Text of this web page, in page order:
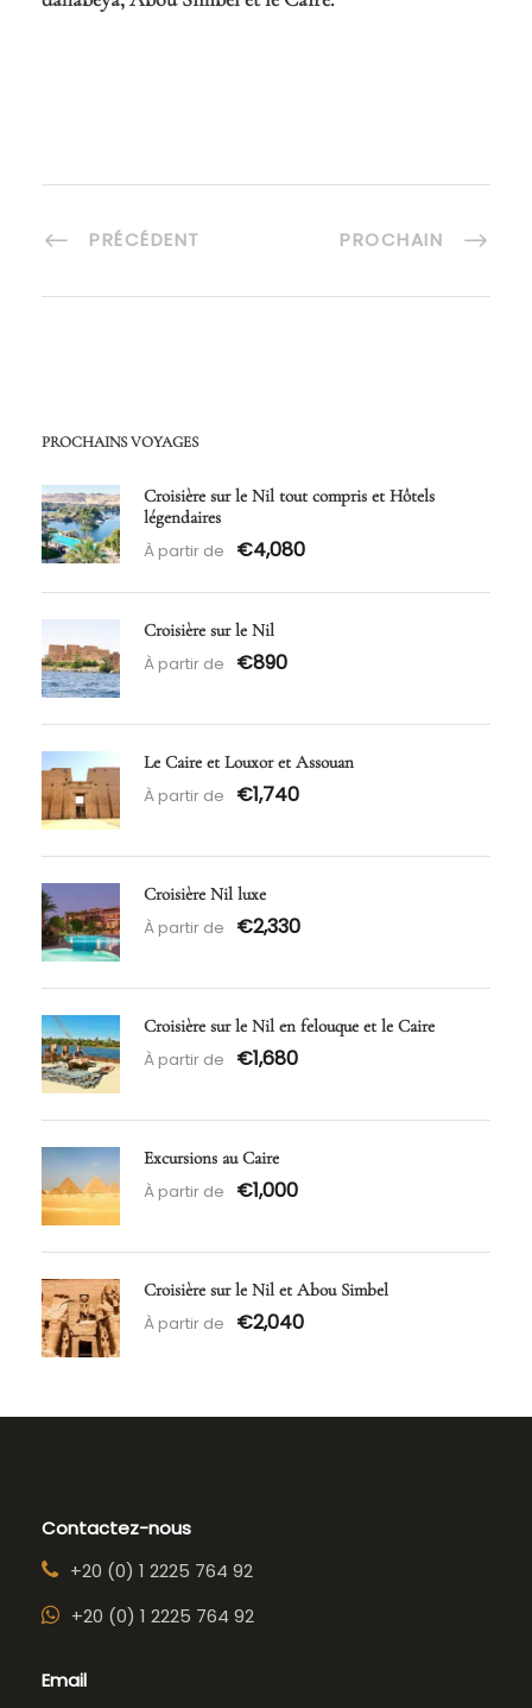
PRÉCÉDENT PROCHAIN
PROCHAINS VOYAGES
Croisière sur le Nil tout compris et Hôtels
légendaires
À partir de €4,080
Croisière sur le Nil
À partir de €890
Le Caire et Louxor et Assouan
À partir de €1,740
Croisière Nil luxe
À partir de €2,330
Croisière sur le Nil en felouque et le Caire
À partir de €1,680
Excursions au Caire
À partir de €1,000
Croisière sur le Nil et Abou Simbel
À partir de €2,040
Contactez-nous
+20 (0) 1 2225 764 92
+20 (0) 1 2225 764 92
Email